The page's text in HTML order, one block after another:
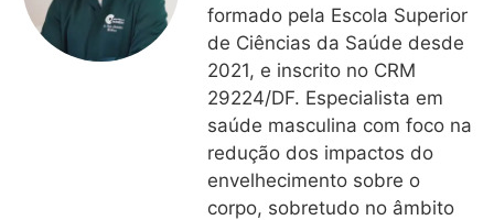
formado pela Escola Superior
de Ciências da Saúde desde
2021, e inscrito no CRM
29224/DF. Especialista em
saúde masculina com foco na
redução dos impactos do
envelhecimento sobre o
corpo, sobretudo no âmbito